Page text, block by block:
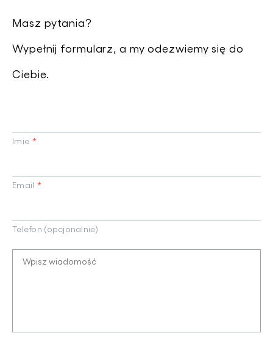
Masz pytania?
Wypełnij formularz, a my odezwiemy się do
Ciebie.
Imie *
Email *
Telefon (opcjonalnie)